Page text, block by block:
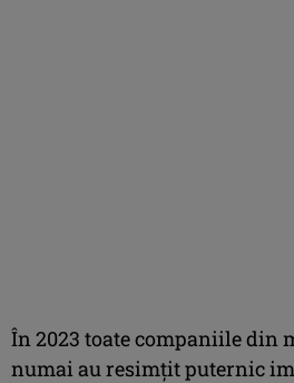
În 2023 toate companiile din
numai au resimțit puternic